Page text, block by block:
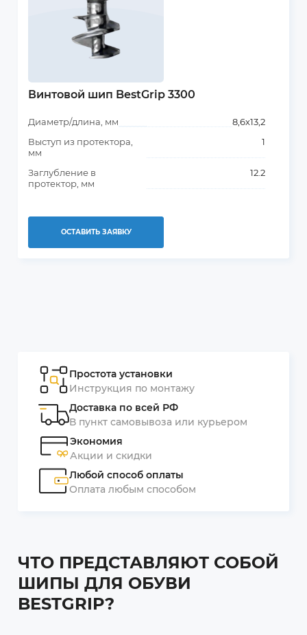
Винтовой шип BestGrip 3300
Диаметр/длина, мм
8,6х13,2
Выступ из протектора,
мм
1
Заглубление в
протектор, мм
12.2
ОСТАВИТЬ ЗАЯВКУ
Простота установки
Инструкция по монтажу
Доставка по всей РФ
В пункт самовывоза или курьером
Экономия
Акции и скидки
Любой способ оплаты
Оплата любым способом
ЧТО ПРЕДСТАВЛЯЮТ СОБОЙ
ШИПЫ ДЛЯ ОБУВИ
BESTGRIP?